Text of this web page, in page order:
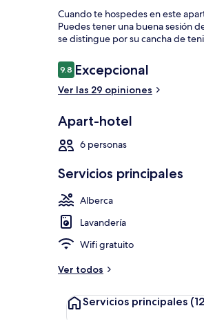
Cuando te hospedes en este
Puedes tener una buena sesión
se distingue por su cancha de
Opiniones
9.89.8 de 10,
Excepcional
Ver las 29 opiniones
Apart-hotel
6 personas
Servicios principales
Alberca
Lavandería
Wifi gratuito
Ver todos
Servicios principales